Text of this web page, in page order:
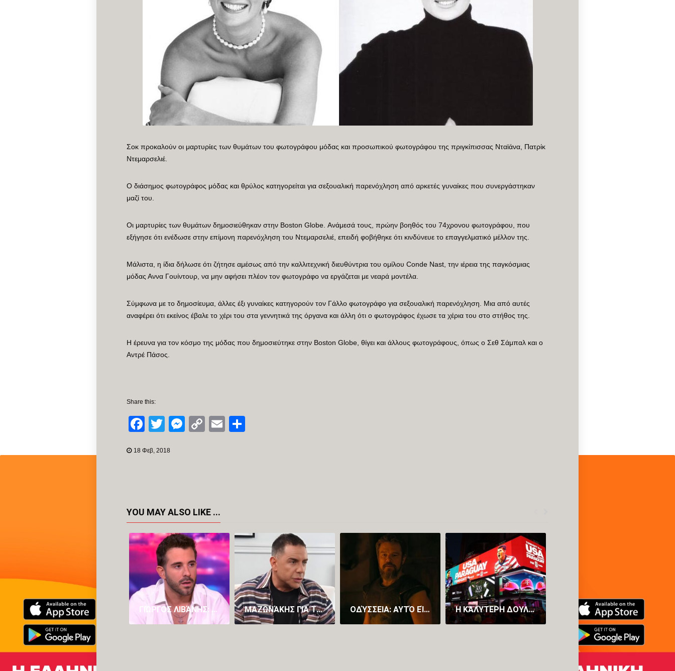
Σοκ προκαλούν οι μαρτυρίες των θυμάτων του φωτογράφου μόδας και προσωπικού φωτογράφου της πριγκίπισσας Νταϊάνα, Πατρίκ
Ντεμαρσελιέ.
Ο διάσημος φωτογράφος μόδας και θρύλος κατηγορείται για σεξουαλική παρενόχληση από αρκετές γυναίκες που συνεργάστηκαν
μαζί του.
Οι μαρτυρίες των θυμάτων δημοσιεύθηκαν στην Boston Globe. Ανάμεσά τους, πρώην βοηθός του 74χρονου φωτογράφου, που
εξήγησε ότι ενέδωσε στην επίμονη παρενόχληση του Ντεμαρσελιέ, επειδή φοβήθηκε ότι κινδύνευε το επαγγελματικό μέλλον της.
Μάλιστα, η ίδια δήλωσε ότι ζήτησε αμέσως από την καλλιτεχνική διευθύντρια του ομίλου Conde Nast, την ιέρεια της παγκόσμιας
μόδας Αννα Γουίντουρ, να μην αφήσει πλέον τον φωτογράφο να εργάζεται με νεαρά μοντέλα.
Σύμφωνα με το δημοσίευμα, άλλες έξι γυναίκες κατηγορούν τον Γάλλο φωτογράφο για σεξουαλική παρενόχληση. Μια από αυτές
αναφέρει ότι εκείνος έβαλε το χέρι του στα γεννητικά της όργανα και άλλη ότι ο φωτογράφος έχωσε τα χέρια του στο στήθος της.
Η έρευνα για τον κόσμο της μόδας που δημοσιεύτηκε στην Boston Globe, θίγει και άλλους φωτογράφους, όπως ο Σεθ Σάμπαλ και ο
Αντρέ Πάσος.
Share this:
Facebook
TwitterMessenger
CopyEmail
18 Φεβ, 2018
YOU MAY ALSO LIKE ...
ΓΙΏΡΓΟΣ ΛΙΒΆΝΗΣ: Ο ΚΑΖΑΝΤΖΊΔΗΣ ΚΥΛΆΕΙ ΜΈΣΑ ΜΟΥ, ΈΧΩ ΤΟΝ ΠΑΤΈΡΑ ΜΟΥ ΚΑΙ ΤΟΝ ΣΤΈΛΙΟ ΜΑΖΩΝΆΚΗΣ ΓΙΑ ΤΟΝ ΕΓΚΛΕΙΣΜΌ ΣΤΟ ΔΡΟΜΟΚΑΪ́ΤΕΙΟ: ΈΝΙΩΣΑ ΤΡΌΜΟ ΚΑΙ ΠΡΟΔΟΣΊΑ – ΨΕΥΔΉΣ Η ΚΑΤΑΓΓΕΛΊΑ ΓΙΑ ΑΣΈΛΓΕΙΑ ΟΔΎΣΣΕΙΑ: ΑΥΤΌ ΕΊΝΑΙ ΤΟ ΤΕΛΕΥΤΑΊΟ ΤΡΈΙΛΕΡ ΓΙΑ ΤΗΝ ΤΑΙΝΊΑ ΤΟΥ ΝΌΛΑΝ ΛΊΓΟ ΠΡΙΝ ΤΗΝ ΠΟΛΥΑΝΑΜΕΝΌΜΕΝΗ ΠΡΕΜΙΈΡΑ (VID) H ΚΑΛΎΤΕΡΗ ΔΟΥΛΕΙΆ ΣΤΟΝ ΚΌΣΜΟ: ΠΛΗΡΏΝΕΙ 43.000 ΕΥΡΏ ΓΙΑ ΝΑ ΠΑΡΑΚΟΛΟΥΘΉΣΟΥΝ ΤΟΥΣ 104 ΑΓΏΝΕΣ ΤΟΥ ΜΟΥΝΤΙΆΛ H ΑΝΔΡΟΜΆΧΗ ΜΟΙΡΆΣΤΗΚΕ ΤΗΝ ΙΣΤΟΡΊΑ ΠΊΣΩ ΑΠΌ ΤΟ “ΚΑΛΕ ΠΟΙΟΣ ΕΊΝΑΙ ΑΥΤΌΣ;”